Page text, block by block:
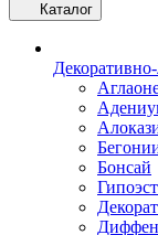
Каталог
Бонсай